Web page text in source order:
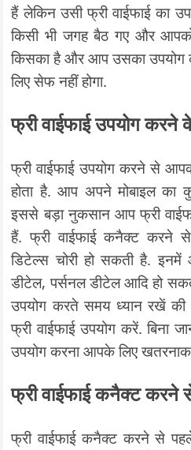
हैं लेकिन उसी फ्री वाईफाई का
किसी भी जगह बैठ गए और आपको
किसका है और आप उसका उपयोग
लिए सेफ नहीं होगा.
फ्री वाईफाई उपयोग
फ्री वाईफाई उपयोग करने से
होता है. आप अपने मोबाइल का
इससे बड़ा नुकसान आप फ्री
हैं. फ्री वाईफाई कनैक्ट करने
डिटेल्स चोरी हो सकती है.
डीटेल, पर्सनल डीटेल आदि हो
उपयोग करते समय ध्यान रखें की
फ्री वाईफाई उपयोग करें. बिना
उपयोग करना आपके लिए
फ्री वाईफाई कनैक्ट करने
फ्री वाईफाई कनैक्ट करने से